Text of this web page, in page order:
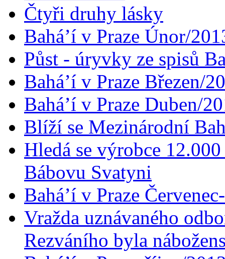
Čtyři druhy lásky
Bahá’í v Praze Únor/
Půst - úryvky ze spisů
Bahá’í v Praze Březen/
Bahá’í v Praze Duben/
Blíží se Mezinárodní
Hledá se výrobce
Bábovu Svatyni
Bahá’í v Praze
Vražda uznávaného
Rezváního byla